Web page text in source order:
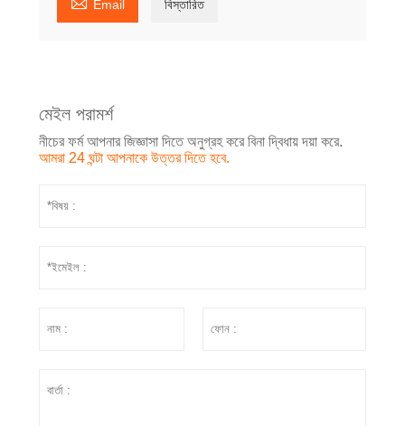
Email বিস্তারিত
মেইল পরামর্শ
নীচের ফর্ম আপনার জিজ্ঞাসা দিতে অনুগ্রহ করে বিনা দ্বিধায় দয়া করে.
আমরা 24 ঘন্টা আপনাকে উত্তর দিতে হবে.